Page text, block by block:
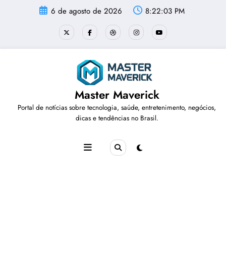
6 de agosto de 2026 8:22:03 PM
Master Maverick
Portal de notícias sobre tecnologia, saúde, entretenimento, negócios,
dicas e tendências no Brasil.